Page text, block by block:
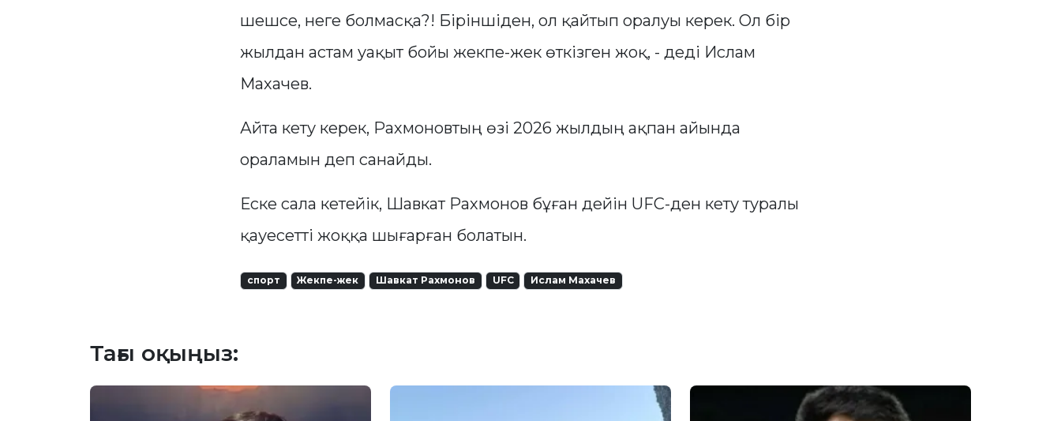
шешсе, неге болмасқа?! Біріншіден, ол қайтып оралуы керек. Ол бір
жылдан астам уақыт бойы жекпе-жек өткізген жоқ, - деді Ислам
Махачев.
Айта кету керек, Рахмоновтың өзі 2026 жылдың ақпан айында
ораламын деп санайды.
Еске сала кетейік, Шавкат Рахмонов бұған дейін UFC-ден кету туралы
қауесетті жоққа шығарған болатын.
спорт Жекпе-жек Шавкат Рахмонов UFC Ислам Махачев
Тағы оқыңыз: